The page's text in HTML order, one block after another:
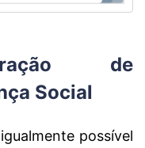
de
Social
possível